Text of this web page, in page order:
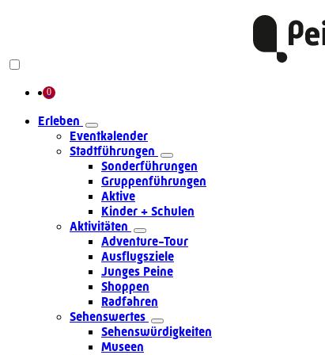
Erleben
Eventkalender
Stadtführungen
Sonderführungen
Gruppenführungen
Aktive
Kinder + Schulen
Aktivitäten
Adventure-Tour
Ausflugsziele
Junges Peine
Shoppen
Radfahren
Sehenswertes
Sehenswürdigkeiten
Museen